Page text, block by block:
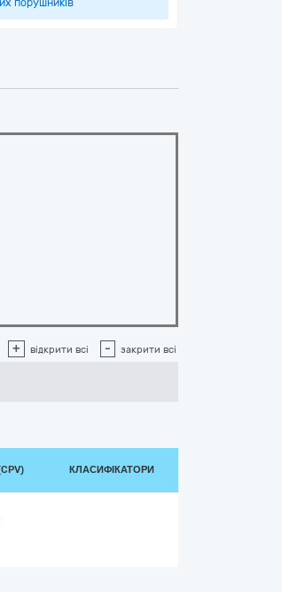
порушників
+ відкрити всі - закрити всі
КЛАСИФІКАТОРИ